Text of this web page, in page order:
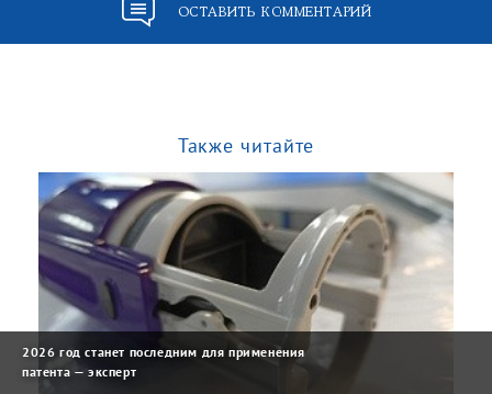
ОСТАВИТЬ КОММЕНТАРИЙ
Также читайте
2026 год станет последним для применения
патента — эксперт